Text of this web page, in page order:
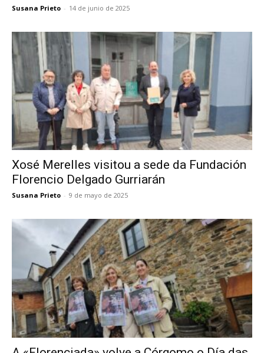
Susana Prieto - 14 de junio de 2025
Xosé Merelles visitou a sede da Fundación
Florencio Delgado Gurriarán
Susana Prieto - 9 de mayo de 2025